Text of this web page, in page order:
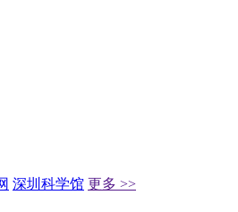
深圳科学馆 更多 >>